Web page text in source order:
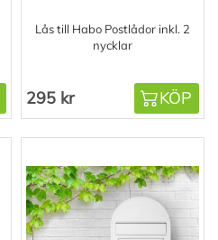
Lås till Habo Postlådor inkl. 2
nycklar
295 kr KÖP